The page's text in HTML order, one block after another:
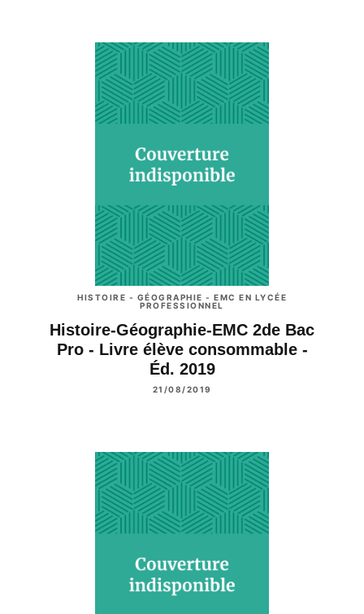
HISTOIRE - GÉOGRAPHIE - EMC EN LYCÉE
PROFESSIONNEL
Histoire-Géographie-EMC 2de Bac
Pro - Livre élève consommable -
Éd. 2019
21/08/2019